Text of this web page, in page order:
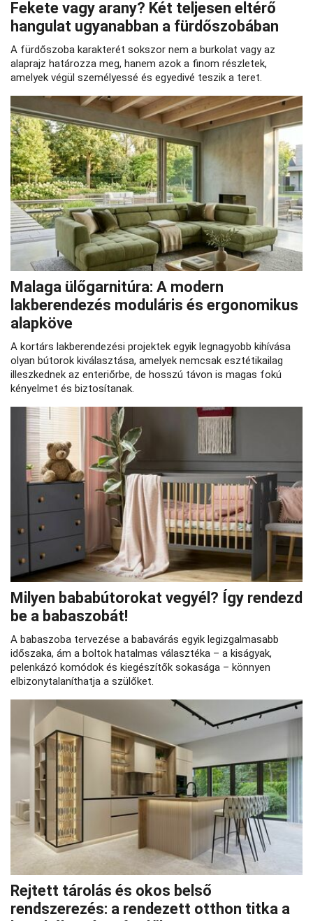
Fekete vagy arany? Két teljesen eltérő
hangulat ugyanabban a fürdőszobában
A fürdőszoba karakterét sokszor nem a burkolat vagy az
alaprajz határozza meg, hanem azok a finom részletek,
amelyek végül személyessé és egyedivé teszik a teret.
Malaga ülőgarnitúra: A modern
lakberendezés moduláris és ergonomikus
alapköve
A kortárs lakberendezési projektek egyik legnagyobb kihívása
olyan bútorok kiválasztása, amelyek nemcsak esztétikailag
illeszkednek az enteriőrbe, de hosszú távon is magas fokú
kényelmet és biztosítanak.
Milyen bababútorokat vegyél? Így rendezd
be a babaszobát!
A babaszoba tervezése a babavárás egyik legizgalmasabb
időszaka, ám a boltok hatalmas választéka – a kiságyak,
pelenkázó komódok és kiegészítők sokasága – könnyen
elbizonytalaníthatja a szülőket.
Rejtett tárolás és okos belső
rendszerezés: a rendezett otthon titka a